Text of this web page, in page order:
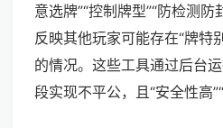
意选牌”“控制牌型”“防检测
反映其他玩家可能存在“牌特
的情况。这些工具通过后台
段实现不平公，且“安全性高”“